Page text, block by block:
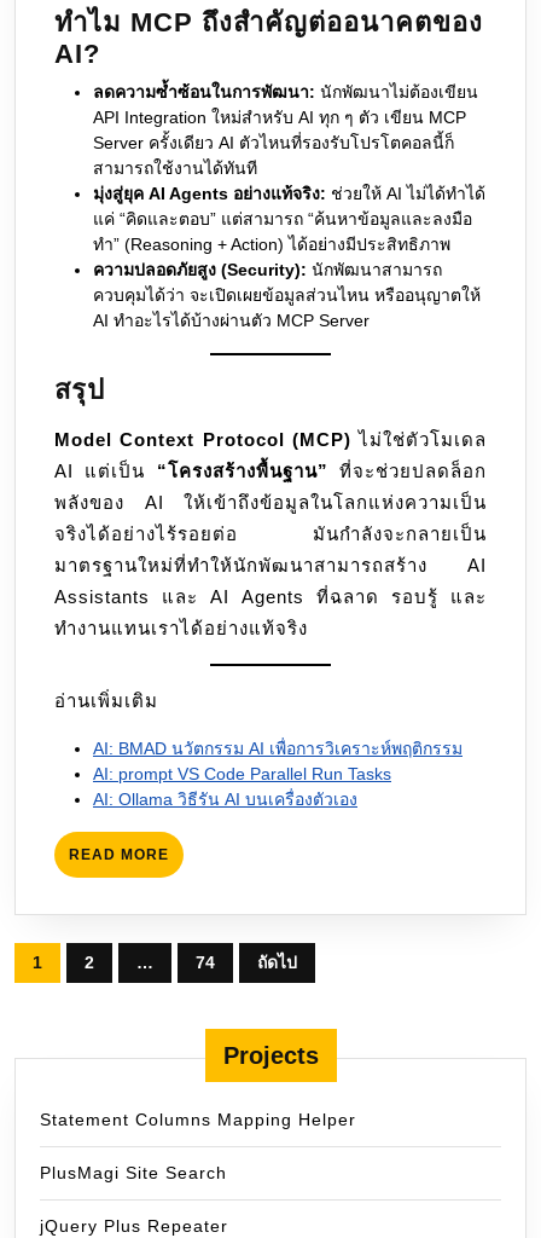
ทำไม MCP ถึงสำคัญต่ออนาคตของ
AI?
ลดความซ้ำซ้อนในการพัฒนา: นักพัฒนาไม่ต้องเขียน
API Integration ใหม่สำหรับ AI ทุก ๆ ตัว เขียน MCP
Server ครั้งเดียว AI ตัวไหนที่รองรับโปรโตคอลนี้ก็
สามารถใช้งานได้ทันที
มุ่งสู่ยุค AI Agents อย่างแท้จริง: ช่วยให้ AI ไม่ได้ทำได้
แค่ “คิดและตอบ” แต่สามารถ “ค้นหาข้อมูลและลงมือ
ทำ” (Reasoning + Action) ได้อย่างมีประสิทธิภาพ
ความปลอดภัยสูง (Security): นักพัฒนาสามารถ
ควบคุมได้ว่า จะเปิดเผยข้อมูลส่วนไหน หรืออนุญาตให้
AI ทำอะไรได้บ้างผ่านตัว MCP Server
สรุป
Model Context Protocol (MCP) ไม่ใช่ตัวโมเดล
AI แต่เป็น “โครงสร้างพื้นฐาน” ที่จะช่วยปลดล็อก
พลังของ AI ให้เข้าถึงข้อมูลในโลกแห่งความเป็น
จริงได้อย่างไร้รอยต่อ มันกำลังจะกลายเป็น
มาตรฐานใหม่ที่ทำให้นักพัฒนาสามารถสร้าง AI
Assistants และ AI Agents ที่ฉลาด รอบรู้ และ
ทำงานแทนเราได้อย่างแท้จริง
อ่านเพิ่มเติม
AI: BMAD นวัตกรรม AI เพื่อการวิเคราะห์พฤติกรรม
AI: prompt VS Code Parallel Run Tasks
AI: Ollama วิธีรัน AI บนเครื่องตัวเอง
READ MORE READ
MORE
Posts
pagination
1 2 … 74 ถัดไป
Projects
Statement Columns Mapping Helper
PlusMagi Site Search
jQuery Plus Repeater